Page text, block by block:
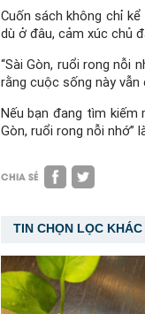
Cuốn sách không chỉ
dù ở đâu, cảm xúc chủ
“Sài Gòn, ruổi rong nỗi
rằng cuộc sống này vẫn
Nếu bạn đang tìm
Gòn, ruổi rong nỗi nhớ”
CHIA SẺ
TIN CHỌN LỌC KHÁC